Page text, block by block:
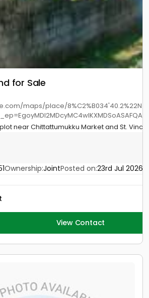
for Sale
maps/place/
near Chittattumukku Market and St.
Ownership:JointPosted on:23rd Jul 2026
View Contact